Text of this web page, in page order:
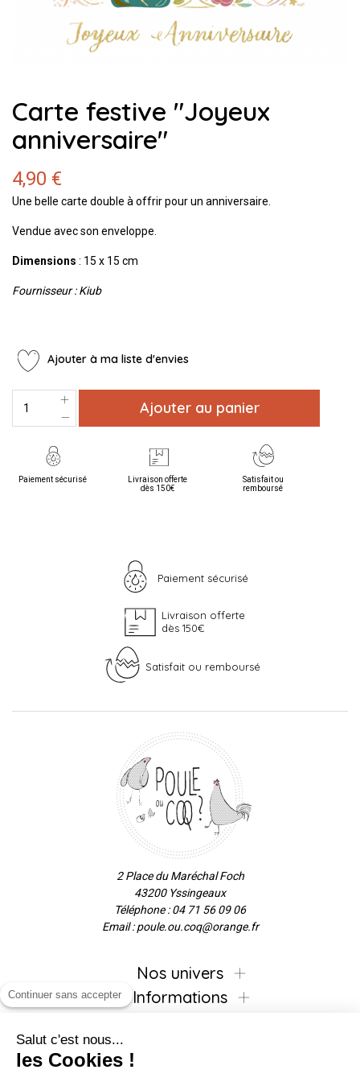
Carte festive "Joyeux
anniversaire"
4,90 €
Une belle carte double à offrir pour un anniversaire.
Vendue avec son enveloppe.
Dimensions : 15 x 15 cm
Fournisseur : Kiub
Ajouter à ma liste d'envies
Ajouter au panier
Paiement sécurisé
Livraison offerte
dès 150€
Satisfait ou
remboursé
Paiement sécurisé
Livraison offerte
dès 150€
Satisfait ou remboursé
2 Place du Maréchal Foch
43200 Yssingeaux
Téléphone : 04 71 56 09 06
Email : poule.ou.coq@orange.fr
Nos univers
Informations
Inscrivez-vous à la newsletter !
Continuer sans accepter
Salut c'est nous...
les Cookies !